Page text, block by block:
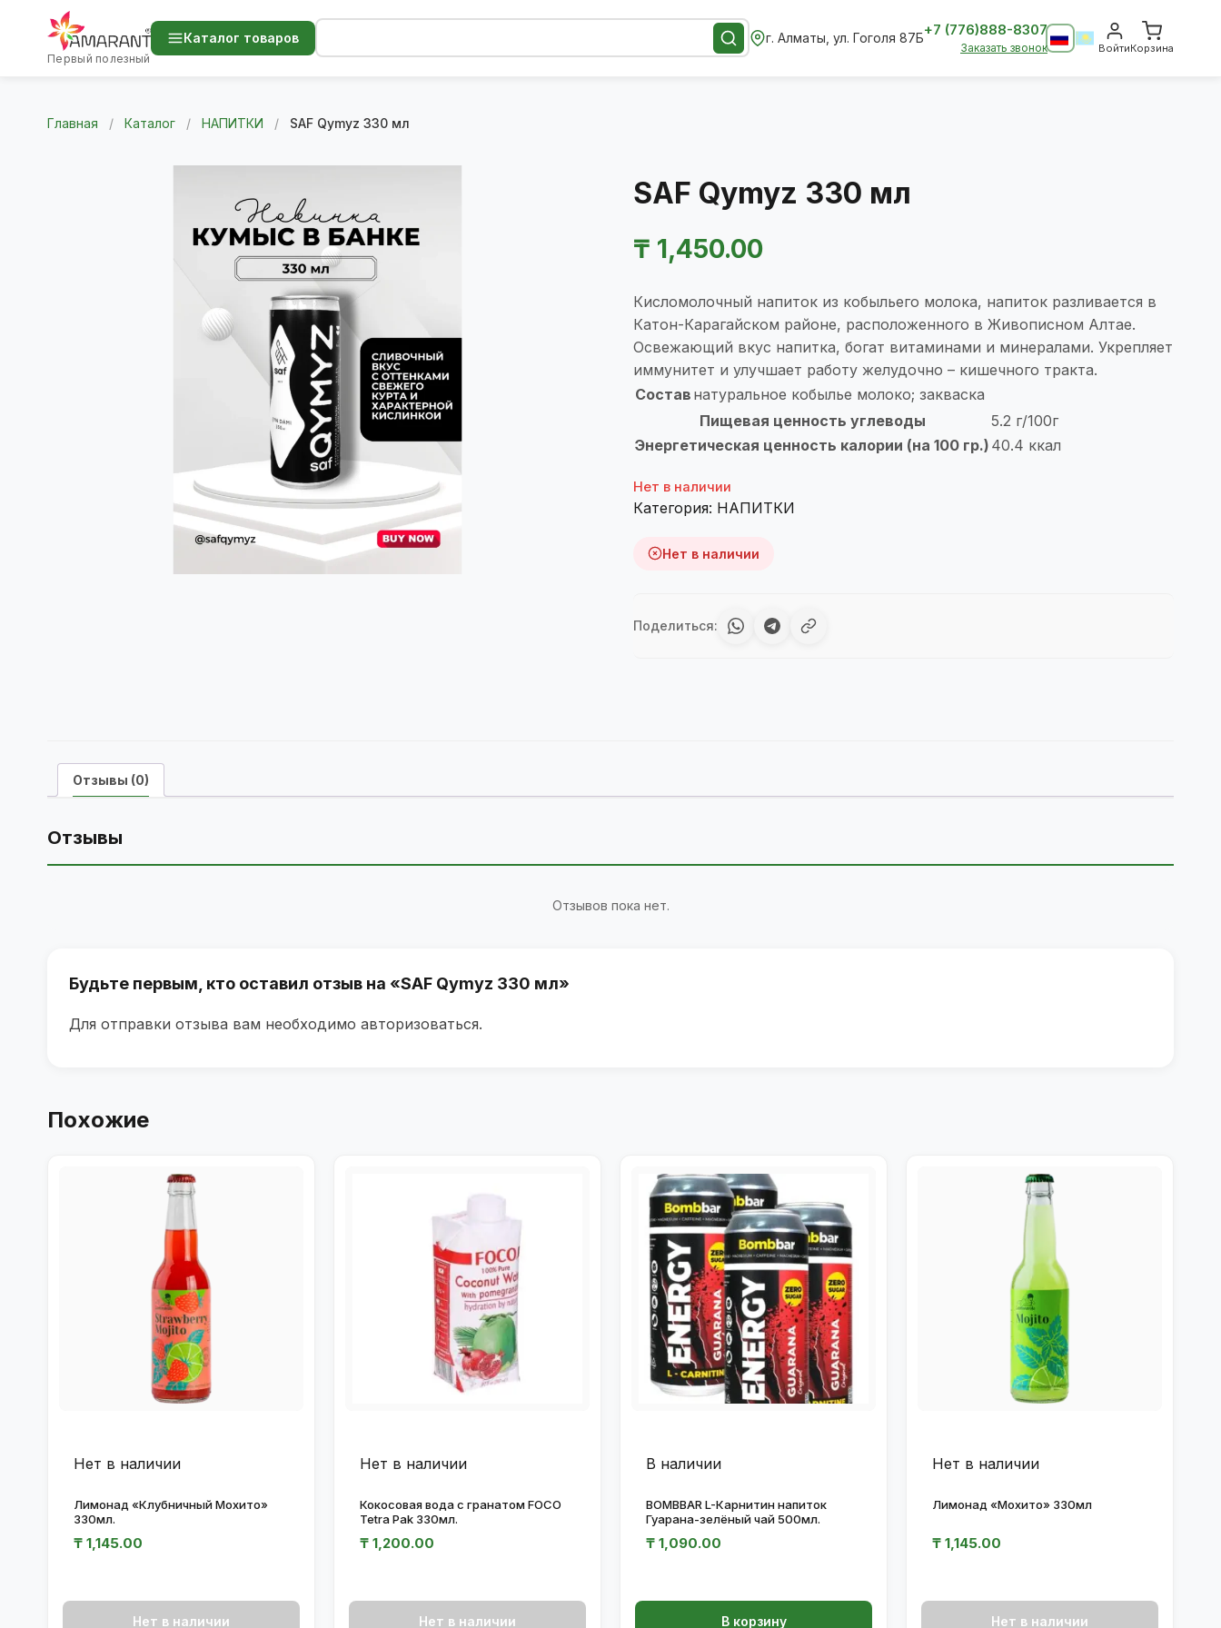
Первый полезный
Каталог товаров г. Алматы, ул. Гоголя 87Б+7 (776)888-8307
Заказать звонок ВойтиКорзина
Главная / Каталог / НАПИТКИ / SAF Qymyz 330 мл
SAF Qymyz 330 мл
₸ 1,450.00
Кисломолочный напиток из кобыльего молока, напиток разливается в
Катон-Карагайском районе, расположенного в Живописном Алтае.
Освежающий вкус напитка, богат витаминами и минералами. Укрепляет
иммунитет и улучшает работу желудочно – кишечного тракта.
Cостав натуральное кобылье молоко; закваска
Пищевая ценность углеводы
5.2 г/100г
Энергетическая ценность калории (на 100 гр.) 40.4 ккал
Нет в наличии
Категория: НАПИТКИ
Нет в наличии
Поделиться:
Отзывы (0)
Отзывы
Отзывов пока нет.
Будьте первым, кто оставил отзыв на «SAF Qymyz 330 мл»
Для отправки отзыва вам необходимо авторизоваться.
Похожие
Нет в наличии
Лимонад «Клубничный Мохито»
330мл.
₸ 1,145.00
Нет в наличии
Нет в наличии
Кокосовая вода с гранатом FOCO
Tetra Pak 330мл.
₸ 1,200.00
Нет в наличии
В наличии
BOMBBAR L-Карнитин напиток
Гуарана-зелёный чай 500мл.
₸ 1,090.00
В корзину
Нет в наличии
Лимонад «Мохито» 330мл
₸ 1,145.00
Нет в наличии